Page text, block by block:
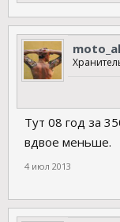
Тут 08 год за
вдвое меньше.
4 июл 2013